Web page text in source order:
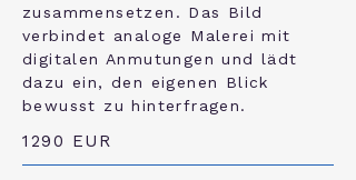
zusammensetzen. Das Bild
verbindet analoge Malerei mit
digitalen Anmutungen und lädt
dazu ein, den eigenen Blick
bewusst zu hinterfragen.
1290 EUR